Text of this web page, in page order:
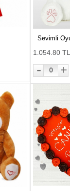
Sevimli
1.054.80 TL
- 0 +